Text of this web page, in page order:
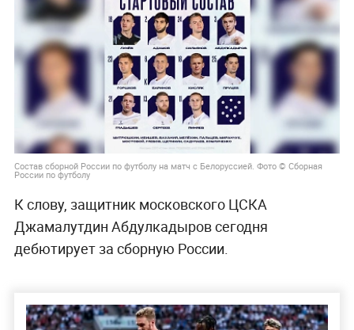
Состав сборной России по футболу на матч с Белоруссией. Фото © Сборная
России по футболу
К слову, защитник московского ЦСКА
Джамалутдин Абдулкадыров сегодня
дебютирует за сборную России.